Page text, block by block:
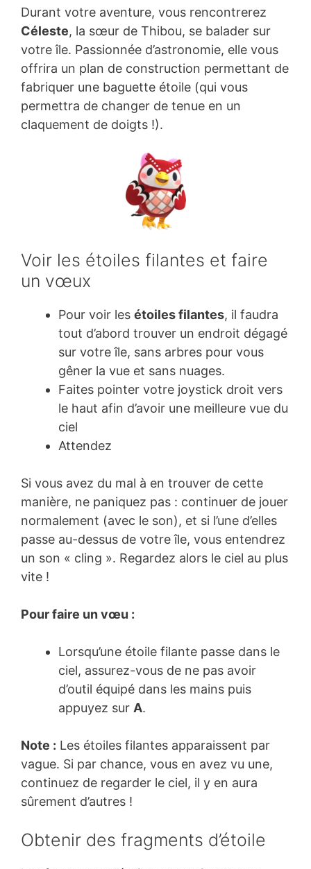
Durant votre aventure, vous rencontrerez
Céleste, la sœur de Thibou, se balader sur
votre île. Passionnée d’astronomie, elle vous
offrira un plan de construction permettant de
fabriquer une baguette étoile (qui vous
permettra de changer de tenue en un
claquement de doigts !).
Voir les étoiles filantes et faire
un vœux
Pour voir les étoiles filantes, il faudra
tout d’abord trouver un endroit dégagé
sur votre île, sans arbres pour vous
gêner la vue et sans nuages.
Faites pointer votre joystick droit vers
le haut afin d’avoir une meilleure vue du
ciel
Attendez
Si vous avez du mal à en trouver de cette
manière, ne paniquez pas : continuer de jouer
normalement (avec le son), et si l’une d’elles
passe au-dessus de votre île, vous entendrez
un son « cling ». Regardez alors le ciel au plus
vite !
Pour faire un vœu :
Lorsqu’une étoile filante passe dans le
ciel, assurez-vous de ne pas avoir
d’outil équipé dans les mains puis
appuyez sur A.
Note : Les étoiles filantes apparaissent par
vague. Si par chance, vous en avez vu une,
continuez de regarder le ciel, il y en aura
sûrement d’autres !
Obtenir des fragments d’étoile